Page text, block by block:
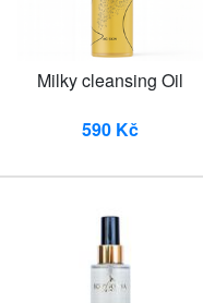
Milky cleansing Oil
590 Kč